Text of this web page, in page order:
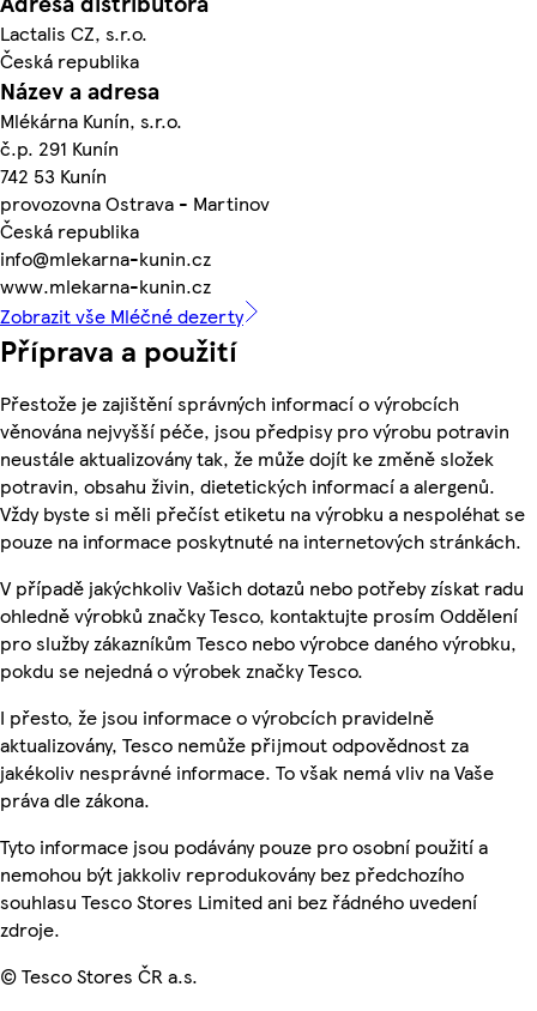
Lactalis CZ, s.r.o.
Česká republika
Název a adresa
Mlékárna Kunín, s.r.o.
č.p. 291 Kunín
742 53 Kunín
provozovna Ostrava - Martinov
Česká republika
info@mlekarna-kunin.cz
www.mlekarna-kunin.cz
Zobrazit vše Mléčné dezerty
Příprava a použití
Přestože je zajištění správných informací o výrobcích
věnována nejvyšší péče, jsou předpisy pro výrobu potravin
neustále aktualizovány tak, že může dojít ke změně složek
potravin, obsahu živin, dietetických informací a alergenů.
Vždy byste si měli přečíst etiketu na výrobku a nespoléhat se
pouze na informace poskytnuté na internetových stránkách.
V případě jakýchkoliv Vašich dotazů nebo potřeby získat radu
ohledně výrobků značky Tesco, kontaktujte prosím Oddělení
pro služby zákazníkům Tesco nebo výrobce daného výrobku,
pokdu se nejedná o výrobek značky Tesco.
I přesto, že jsou informace o výrobcích pravidelně
aktualizovány, Tesco nemůže přijmout odpovědnost za
jakékoliv nesprávné informace. To však nemá vliv na Vaše
práva dle zákona.
Tyto informace jsou podávány pouze pro osobní použití a
nemohou být jakkoliv reprodukovány bez předchozího
souhlasu Tesco Stores Limited ani bez řádného uvedení
zdroje.
© Tesco Stores ČR a.s.